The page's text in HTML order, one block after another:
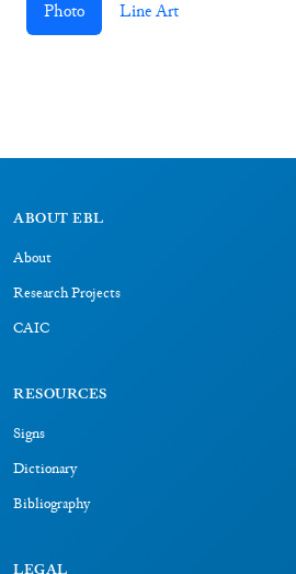
Photo Line Art
ABOUT EBL
About
Research Projects
CAIC
RESOURCES
Signs
Dictionary
Bibliography